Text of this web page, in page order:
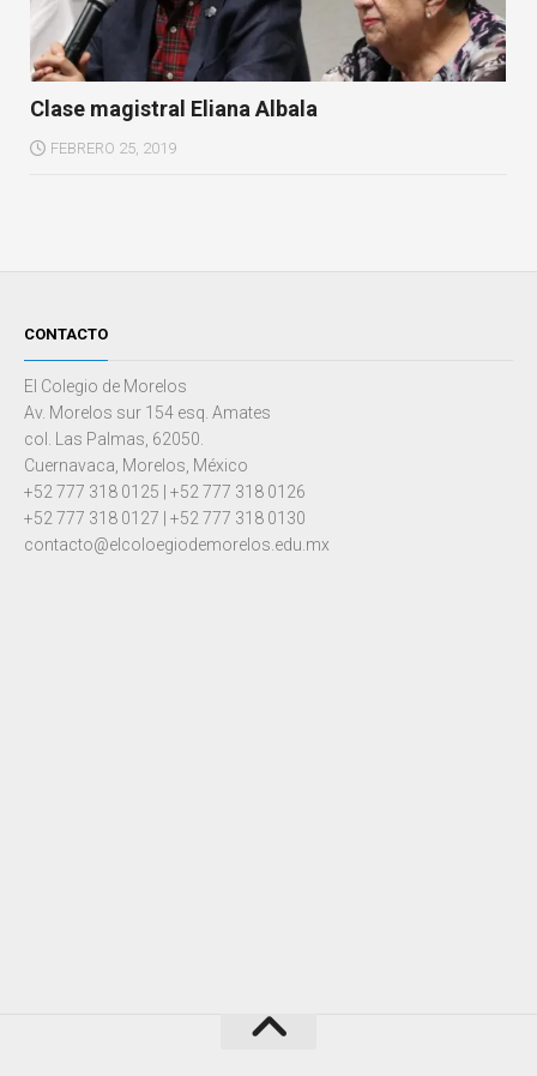
Clase magistral Eliana Albala
FEBRERO 25, 2019
CONTACTO
El Colegio de Morelos
Av. Morelos sur 154 esq. Amates
col. Las Palmas, 62050.
Cuernavaca, Morelos, México
+52 777 318 0125 | +52 777 318 0126
+52 777 318 0127 | +52 777 318 0130
contacto@elcoloegiodemorelos.edu.mx